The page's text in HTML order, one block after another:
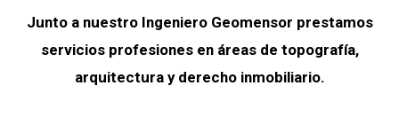
Junto a nuestro Ingeniero Geomensor prestamos
servicios profesiones en áreas de topografía,
arquitectura y derecho inmobiliario.